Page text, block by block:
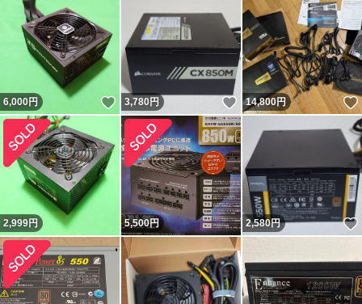
6,000円 いいね！
3,780円 いいね！
14,800円
2,999円 5,500円 2,580円